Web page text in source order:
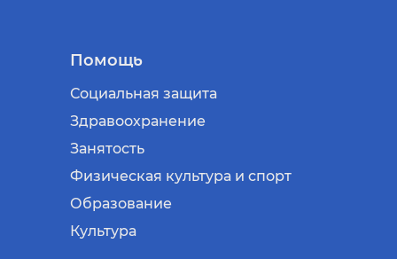
Помощь
Социальная защита
Здравоохранение
Занятость
Физическая культура и спорт
Образование
Культура